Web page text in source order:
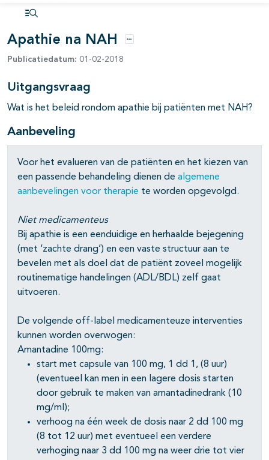
Apathie na NAH Opties
Publicatiedatum: 01-02-2018
Uitgangsvraag
Wat is het beleid rondom apathie bij patiënten met NAH?
Aanbeveling
Voor het evalueren van de patiënten en het kiezen van
een passende behandeling dienen de algemene
aanbevelingen voor therapie te worden opgevolgd.
Niet medicamenteus
Bij apathie is een eenduidige en herhaalde bejegening
(met ‘zachte drang’) en een vaste structuur aan te
bevelen met als doel dat de patiënt zoveel mogelijk
routinematige handelingen (ADL/BDL) zelf gaat
uitvoeren.
De volgende off-label medicamenteuze interventies
kunnen worden overwogen:
Amantadine 100mg:
start met capsule van 100 mg, 1 dd 1, (8 uur)
(eventueel kan men in een lagere dosis starten
door gebruik te maken van amantadinedrank (10
mg/ml);
verhoog na één week de dosis naar 2 dd 100 mg
(8 tot 12 uur) met eventueel een verdere
verhoging naar 3 dd 100 mg na weer drie tot vier